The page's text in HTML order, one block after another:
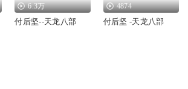
6.3万
付后坚--天龙八部
4874
付后坚 -天龙八部